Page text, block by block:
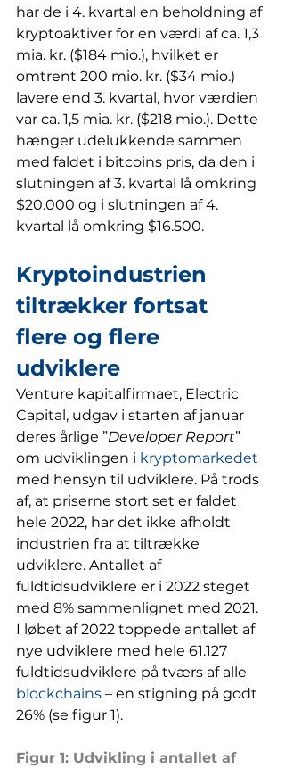
har de i 4. kvartal en beholdning af
kryptoaktiver for en værdi af ca. 1,3
mia. kr. ($184 mio.), hvilket er
omtrent 200 mio. kr. ($34 mio.)
lavere end 3. kvartal, hvor værdien
var ca. 1,5 mia. kr. ($218 mio.). Dette
hænger udelukkende sammen
med faldet i bitcoins pris, da den i
slutningen af 3. kvartal lå omkring
$20.000 og i slutningen af 4.
kvartal lå omkring $16.500.
Kryptoindustrien
tiltrækker fortsat
flere og flere
udviklere
Venture kapitalfirmaet, Electric
Capital, udgav i starten af januar
deres årlige ”Developer Report”
om udviklingen i kryptomarkedet
med hensyn til udviklere. På trods
af, at priserne stort set er faldet
hele 2022, har det ikke afholdt
industrien fra at tiltrække
udviklere. Antallet af
fuldtidsudviklere er i 2022 steget
med 8% sammenlignet med 2021.
I løbet af 2022 toppede antallet af
nye udviklere med hele 61.127
fuldtidsudviklere på tværs af alle
blockchains – en stigning på godt
26% (se figur 1).
Figur 1: Udvikling i antallet af